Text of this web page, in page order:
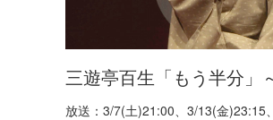
三遊亭百生「もう半分」
放送：3/7(土)21:00、3/13(金